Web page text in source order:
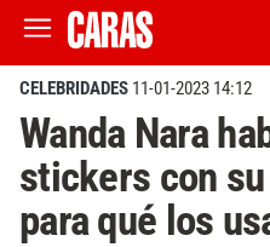
CELEBRIDADES 11-01-2023 14:12
Wanda Nara
stickers con
para qué los